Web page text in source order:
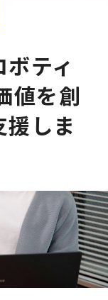
ティ
値を創
しま